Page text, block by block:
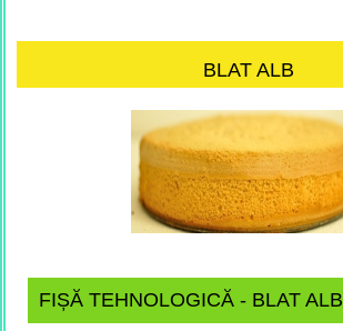
BLAT ALB
FIȘĂ TEHNOLOGICĂ - BLAT ALB